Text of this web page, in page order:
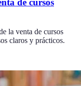
la venta de cursos
claros y prácticos.